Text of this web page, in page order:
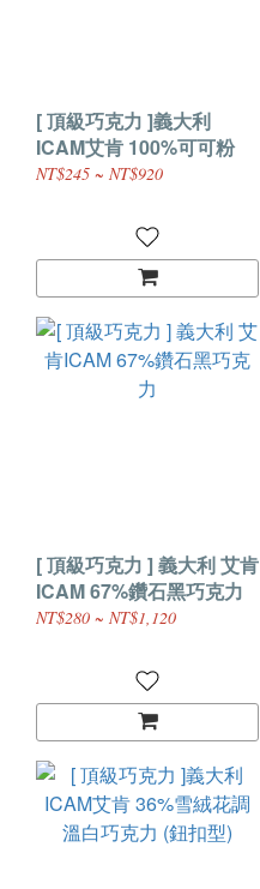
[ 頂級巧克力 ]義大利
ICAM艾肯 100%可可粉
NT$245 ~ NT$920
[ 頂級巧克力 ] 義大利 艾肯
ICAM 67%鑽石黑巧克力
NT$280 ~ NT$1,120